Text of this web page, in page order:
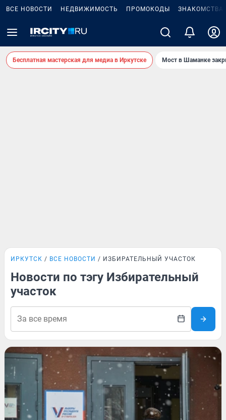
ВСЕ НОВОСТИ НЕДВИЖИМОСТЬ ПРОМОКОДЫ ЗНАКОМСТВА
Бесплатная мастерская для медиа в Иркутске Мост в Шаманке
ИРКУТСК ВСЕ НОВОСТИ ИЗБИРАТЕЛЬНЫЙ УЧАСТОК
Новости по тэгу Избирательный
участок